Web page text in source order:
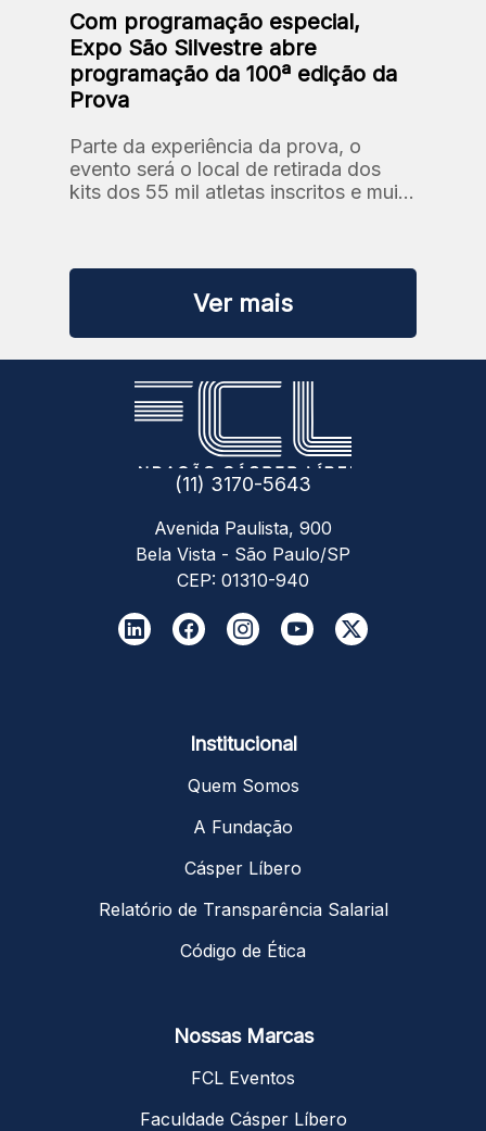
Com programação especial,
Expo São Silvestre abre
programação da 100ª edição da
Prova
Parte da experiência da prova, o
evento será o local de retirada dos
kits dos 55 mil atletas inscritos e muito
Ver mais
(11) 3170-5643
Avenida Paulista, 900
Bela Vista - São Paulo/SP
CEP: 01310-940
Institucional
Quem Somos
A Fundação
Cásper Líbero
Relatório de Transparência Salarial
Código de Ética
Nossas Marcas
FCL Eventos
Faculdade Cásper Líbero